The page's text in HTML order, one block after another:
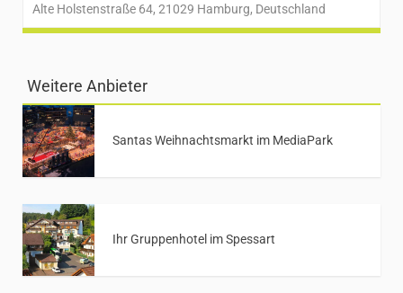
Alte Holstenstraße 64, 21029 Hamburg, Deutschland
Weitere Anbieter
Santas Weihnachtsmarkt im MediaPark
Ihr Gruppenhotel im Spessart